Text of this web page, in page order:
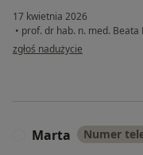
17 kwietnia 2026
• prof. dr hab. n. med. Beata
w opinii użytkownika Dominik
zgłoś nadużycie
Marta Numer